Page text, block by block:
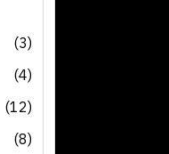
(3)
(4)
(12)
(8)